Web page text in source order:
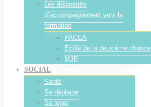
Les dispositifs
d’accompagnement vers la
formation
PACEA
Ecole de la deuxième chance
MJE
SOCIAL
Santé
Se déplacer
Se loger